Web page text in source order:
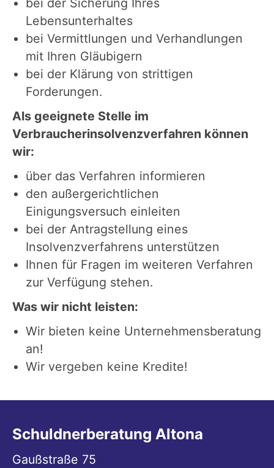
bei der Sicherung Ihres
Lebensunterhaltes
bei Vermittlungen und Verhandlungen
mit Ihren Gläubigern
bei der Klärung von strittigen
Forderungen.
Als geeignete Stelle im
Verbraucherinsolvenzverfahren können
wir:
über das Verfahren informieren
den außergerichtlichen
Einigungsversuch einleiten
bei der Antragstellung eines
Insolvenzverfahrens unterstützen
Ihnen für Fragen im weiteren Verfahren
zur Verfügung stehen.
Was wir nicht leisten:
Wir bieten keine Unternehmensberatung
an!
Wir vergeben keine Kredite!
Schuldnerberatung Altona
Gaußstraße 75